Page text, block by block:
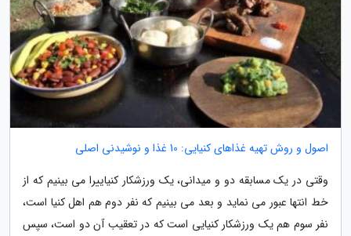
اصول و روش تهیه غذاهای کنیایی: 10 غذا و نوشیدنی اصلی
وقتی در یک مسابقه دو و میدانی، یک ورزشکار کنیاییرا می بینیم که از
خط انتها عبور می نماید و بعد می بینیم که نفر دوم هم اهل کنیا است،
نفر سوم هم یک ورزشکار کنیایی است که در تعقیب آن دو است، سپس